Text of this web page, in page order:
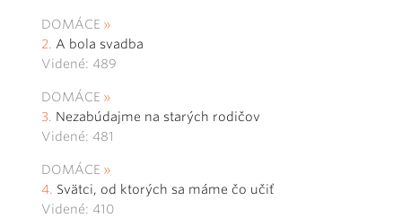
DOMÁCE
A bola svadba
Videné: 489
DOMÁCE
Nezabúdajme na starých rodičov
Videné: 481
DOMÁCE
Svätci, od ktorých sa máme čo učiť
Videné: 410